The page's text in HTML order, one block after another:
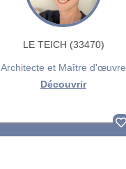
LE TEICH (33470)
Architecte et Maître d'œuvre
Découvrir